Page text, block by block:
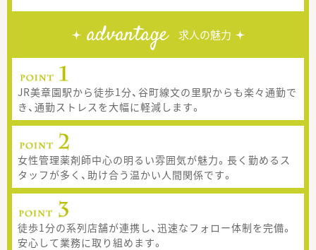
advantage 求人の魅力
JR美章園駅から徒歩1分、谷町線文の里駅からも楽々通勤で
き、通勤ストレスを大幅に軽減します。
女性管理薬剤師中心の明るい雰囲気が魅力。長く勤めるス
タッフが多く、助け合う温かい人間関係です。
徒歩1分の系列店舗が連携し、迅速なフォロー体制を完備。
安心して業務に取り組めます。